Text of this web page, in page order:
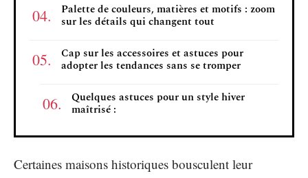
Palette de couleurs, matières et motifs : zoom
sur les détails qui changent tout
Cap sur les accessoires et astuces pour
adopter les tendances sans se tromper
Quelques astuces pour un style hiver
maîtrisé :
Certaines maisons historiques bousculent leur